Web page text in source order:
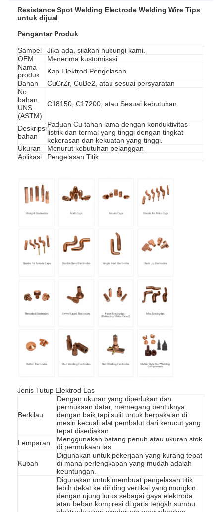
Tentang kita
Resistance Spot Welding Electrode Welding Wire Tips
untuk dijual
Pengantar Produk
Sampel
Jika ada, silakan hubungi kami.
OEM
Menerima kustomisasi
Nama
produk
Kap Elektrod Pengelasan
Bahan
CuCrZr, CuBe2, atau sesuai persyaratan
No
bahan
UNS
(ASTM)
C18150, C17200, atau Sesuai kebutuhan
Deskripsi
bahan
Paduan Cu tahan lama dengan konduktivitas
listrik dan termal yang tinggi dengan tingkat
kekerasan dan kekuatan yang tinggi.
Ukuran
Menurut kebutuhan pelanggan
Aplikasi
Pengelasan Titik
Jenis Tutup Elektrod Las
Berkilau
Dengan ukuran yang diperlukan dan
permukaan datar, memegang bentuknya
dengan baik,tapi sulit untuk berpakaian di
mesin kecuali alat pembalut dari kerucut yang
tepat disediakan
Lemparan
Menggunakan batang penuh atau ukuran stok
di permukaan las
Kubah
Digunakan untuk pekerjaan yang kurang tepat
di mana perlengkapan yang mudah adalah
keuntungan.
Digunakan untuk membuat pengelasan titik
lebih dekat ke dinding vertikal yang mungkin
dengan ujung lurus.sebagai gaya elektroda
atau beban kompresi di garis tengah sumbu